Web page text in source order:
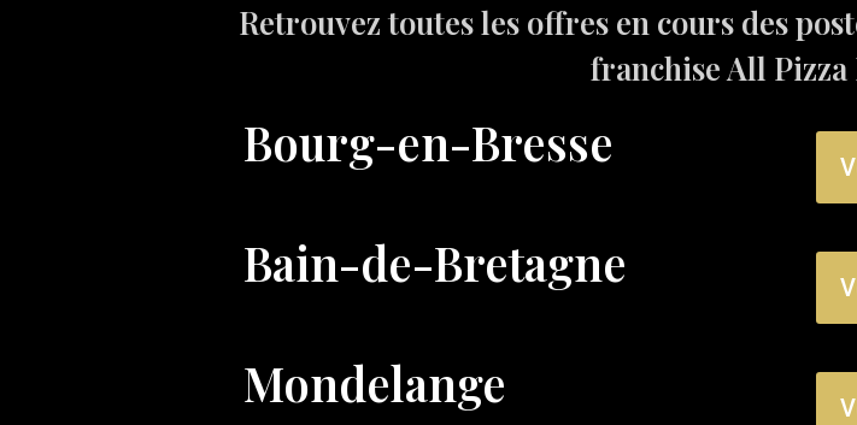
Retrouvez toutes les offres en cours des
franchise All Pizza
Bourg-en-Bresse
Bain-de-Bretagne
Mondelange